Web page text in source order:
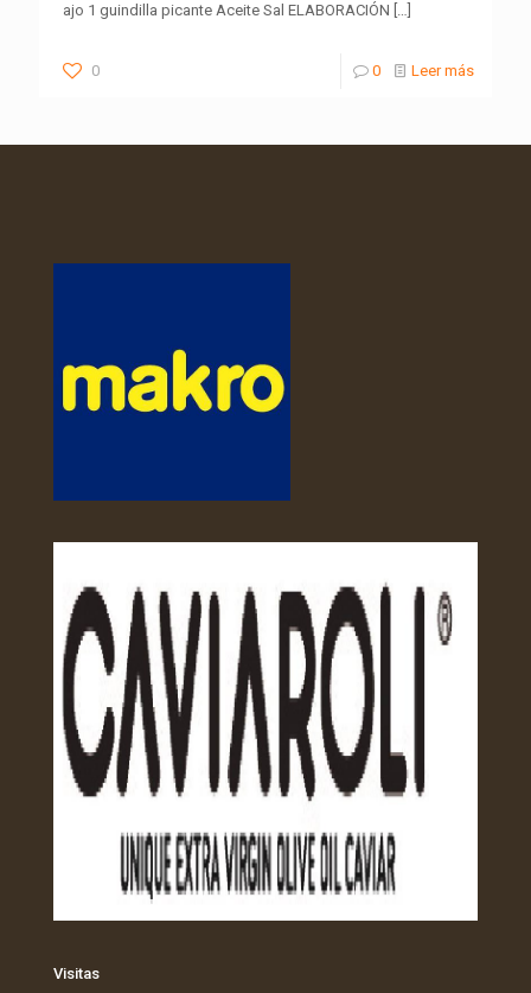
ajo 1 guindilla picante Aceite Sal ELABORACIÓN […]
0 0 Leer más
Visitas